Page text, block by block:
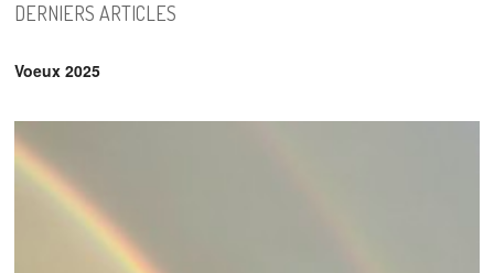
DERNIERS ARTICLES
Voeux 2025